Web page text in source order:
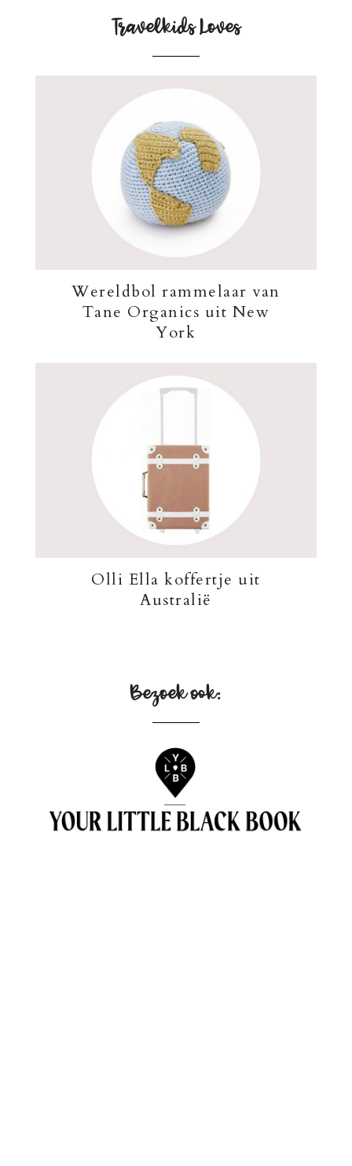
Travelkids Loves
Wereldbol rammelaar van
Tane Organics uit New
York
Olli Ella koffertje uit
Australië
Bezoek ook: